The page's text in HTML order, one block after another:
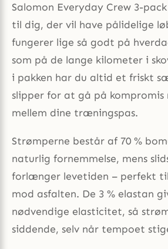
Salomon Everyday Crew 3-
til dig, der vil have pålidelige
fungerer lige så godt på
som på de lange kilometer i
i pakken har du altid et friskt
slipper for at gå på kompromis
mellem dine træningspas.
Strømperne består af 70 %
naturlig fornemmelse, mens
forlænger levetiden – perfekt
mod asfalten. De 3 % elastan
nødvendige elasticitet, så
siddende, selv når tempoet